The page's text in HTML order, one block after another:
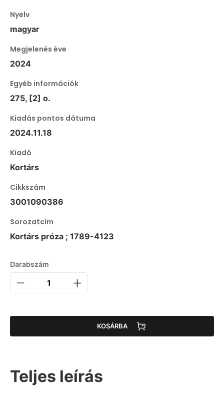
Nyelv
magyar
Megjelenés éve
2024
Egyéb információk
275, [2] o.
Kiadás pontos dátuma
2024.11.18
Kiadó
Kortárs
Cikkszám
3001090386
Sorozatcím
Kortárs próza ; 1789-4123
Darabszám
KOSÁRBA
Teljes leírás